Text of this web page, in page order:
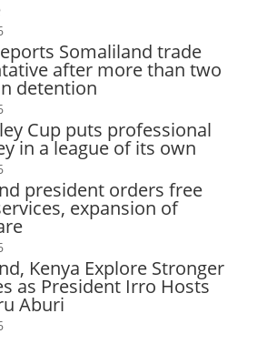
Somaliland trade
after more than two
detention
Cup puts professional
in a league of its own
president orders free
expansion of
Kenya Explore Stronger
as President Irro Hosts
Aburi